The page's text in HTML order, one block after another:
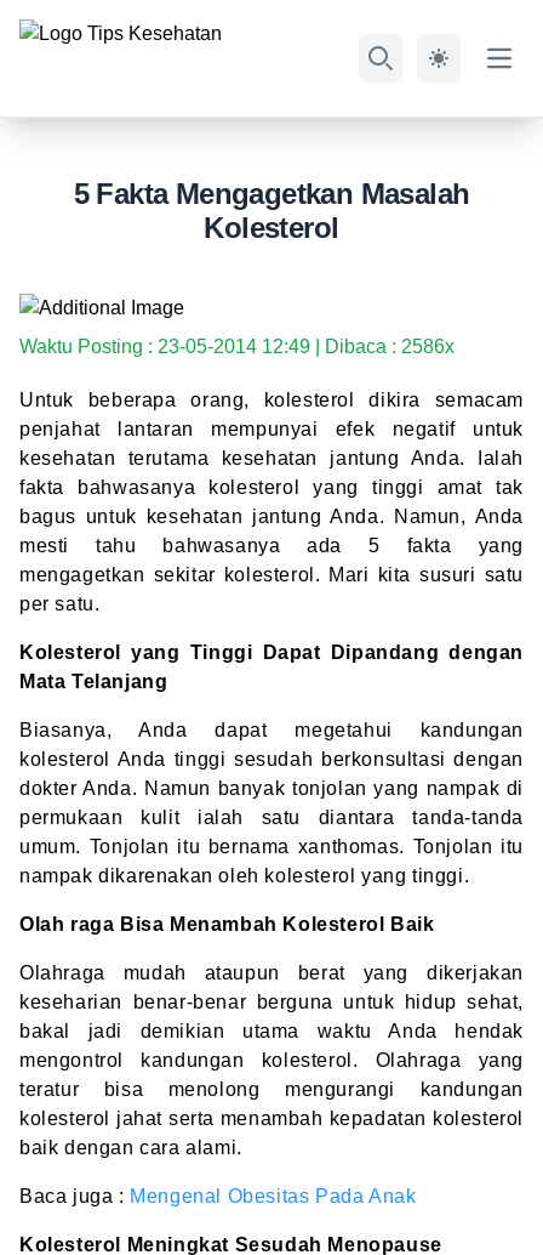
5 Fakta Mengagetkan Masalah
Kolesterol
Waktu Posting : 23-05-2014 12:49 | Dibaca : 2586x
Untuk beberapa orang, kolesterol dikira semacam
penjahat lantaran mempunyai efek negatif untuk
kesehatan terutama kesehatan jantung Anda. Ialah
fakta bahwasanya kolesterol yang tinggi amat tak
bagus untuk kesehatan jantung Anda. Namun, Anda
mesti tahu bahwasanya ada 5 fakta yang
mengagetkan sekitar kolesterol. Mari kita susuri satu
per satu.
Kolesterol yang Tinggi Dapat Dipandang dengan
Mata Telanjang
Biasanya, Anda dapat megetahui kandungan
kolesterol Anda tinggi sesudah berkonsultasi dengan
dokter Anda. Namun banyak tonjolan yang nampak di
permukaan kulit ialah satu diantara tanda-tanda
umum. Tonjolan itu bernama xanthomas. Tonjolan itu
nampak dikarenakan oleh kolesterol yang tinggi.
Olah raga Bisa Menambah Kolesterol Baik
Olahraga mudah ataupun berat yang dikerjakan
keseharian benar-benar berguna untuk hidup sehat,
bakal jadi demikian utama waktu Anda hendak
mengontrol kandungan kolesterol. Olahraga yang
teratur bisa menolong mengurangi kandungan
kolesterol jahat serta menambah kepadatan kolesterol
baik dengan cara alami.
Baca juga : Mengenal Obesitas Pada Anak
Kolesterol Meningkat Sesudah Menopause